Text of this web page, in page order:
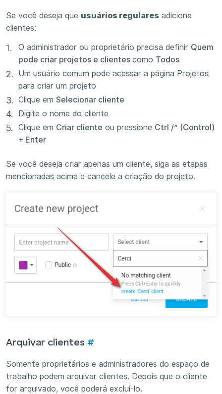
Se você deseja que usuários regulares adicione
clientes:
O administrador ou proprietário precisa definir Quem
pode criar projetos e clientes como Todos
Um usuário comum pode acessar a página Projetos
para criar um projeto
Clique em Selecionar cliente
Digite o nome do cliente
Clique em Criar cliente ou pressione Ctrl /^ (Control)
+ Enter
Se você deseja criar apenas um cliente, siga as etapas
mencionadas acima e cancele a criação do projeto.
Arquivar clientes #
Somente proprietários e administradores do espaço de
trabalho podem arquivar clientes. Depois que o cliente
for arquivado, você poderá excluí-lo.